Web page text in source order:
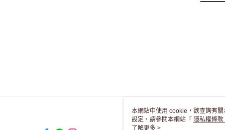
本網站中使用 cookie，欲查詢有
設定，請參閱本網站「 隱私權條款
使用 cookie。
了解更多 >